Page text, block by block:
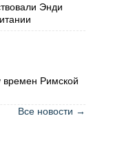
Энди
времен Римской
Все новости →